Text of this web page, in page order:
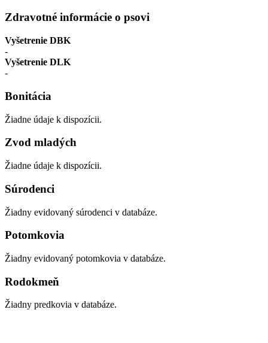
Zdravotné informácie o psovi
Vyšetrenie DBK
-
Vyšetrenie DLK
-
Bonitácia
Žiadne údaje k dispozícii.
Zvod mladých
Žiadne údaje k dispozícii.
Súrodenci
Žiadny evidovaný súrodenci v databáze.
Potomkovia
Žiadny evidovaný potomkovia v databáze.
Rodokmeň
Žiadny predkovia v databáze.